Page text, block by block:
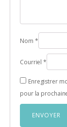
Nom *
Courriel*
Enregistrer
pour la